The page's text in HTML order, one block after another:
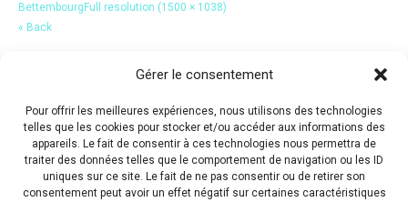
Gérer le consentement
Pour offrir les meilleures expériences, nous utilisons des technologies
telles que les cookies pour stocker et/ou accéder aux informations des
appareils. Le fait de consentir à ces technologies nous permettra de
traiter des données telles que le comportement de navigation ou les ID
uniques sur ce site. Le fait de ne pas consentir ou de retirer son
consentement peut avoir un effet négatif sur certaines caractéristiques
Bettembourg Full resolution (1500 × 1038)
« Back